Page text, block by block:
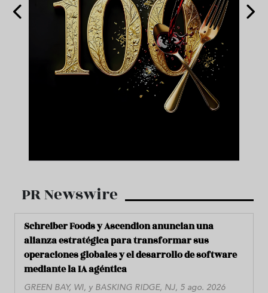
PR Newswire
Schreiber Foods y Ascendion anuncian una
alianza estratégica para transformar sus
operaciones globales y el desarrollo de software
mediante la IA agéntica
GREEN BAY, WI, y BASKING RIDGE, NJ, 5 ago. 2026